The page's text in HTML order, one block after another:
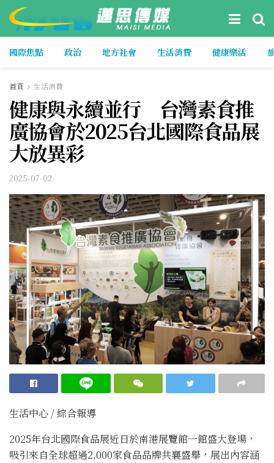
國際焦點 政治 地方社會 生活消費 健康樂活
首頁 生活消費
健康與永續並行 台灣素食推
廣協會於2025台北國際食品展
大放異彩
2025-07-02
生活中心 / 綜合報導
2025年台北國際食品展近日於南港展覽館一館盛大登場，
吸引來自全球超過2,000家食品品牌共襄盛舉，展出內容涵